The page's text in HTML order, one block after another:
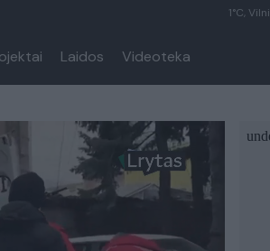
1°C,
Laidos Videoteka